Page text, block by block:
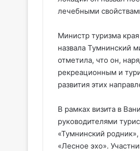
лечебными
Министр туризма
назвала Тумнинский
отметила, что он,
рекреационным и
развития этих
В рамках визита в
руководителями
«Тумнинский
«Лесное эхо».